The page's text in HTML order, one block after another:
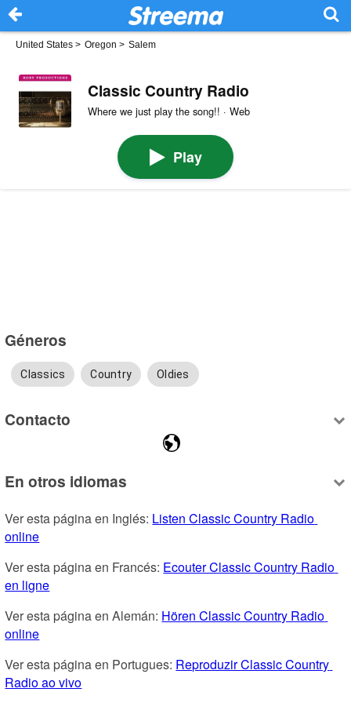
United States > Oregon > Salem
Classic Country Radio
Where we just play the song!! · Web
Play
Géneros
Classics Country Oldies
Contacto
En otros idiomas
Ver esta página en Inglés: Listen Classic Country Radio
online
Ver esta página en Francés: Ecouter Classic Country Radio
en ligne
Ver esta página en Alemán: Hören Classic Country Radio
online
Ver esta página en Portugues: Reproduzir Classic Country
Radio ao vivo